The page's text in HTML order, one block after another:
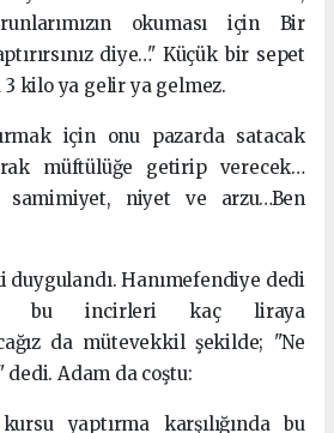
okuması için Bir
diye…" Küçük bir sepet
kilo ya gelir ya gelmez.
için onu pazarda satacak
müftülüğe getirip verecek…
samimiyet, niyet ve arzu…Ben
Hanımefendiye dedi
bu incirleri kaç liraya
da mütevekkil şekilde; "Ne
Adam da coştu:
yaptırma karşılığında bu